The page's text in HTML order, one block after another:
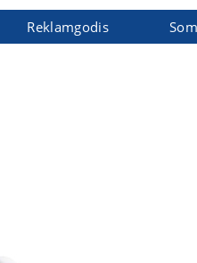
Reklamgodis